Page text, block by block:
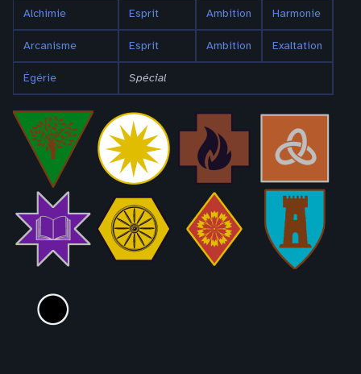
Alchimie Esprit Ambition Harmonie
Arcanisme Esprit Ambition Exaltation
Égérie Spécial